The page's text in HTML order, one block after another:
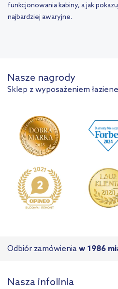
funkcjonowania kabiny, a jak
najbardziej awaryjne.
Nasze nagrody
Sklep z wyposażeniem
Odbiór zamówienia w 1986
Nasza infolinia